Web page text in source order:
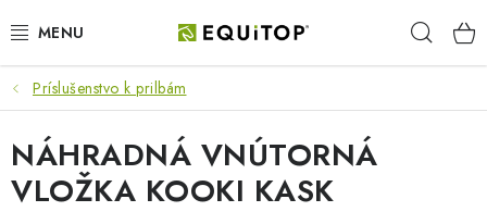
na
JAZDEC
KÔŇ
PONY
Príslušenstvo k prilbám
NÁHRADNÁ VNÚTORNÁ
VLOŽKA KOOKI KASK